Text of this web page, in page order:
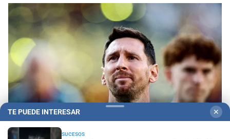
TE PUEDE INTERESAR ✕
SUCESOS